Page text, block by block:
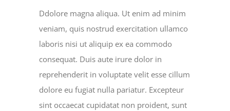
Ddolore magna aliqua. Ut enim ad minim
veniam, quis nostrud exercitation ullamco
laboris nisi ut aliquip ex ea commodo
consequat. Duis aute irure dolor in
reprehenderit in voluptate velit esse cillum
dolore eu fugiat nulla pariatur. Excepteur
sint occaecat cupidatat non proident, sunt